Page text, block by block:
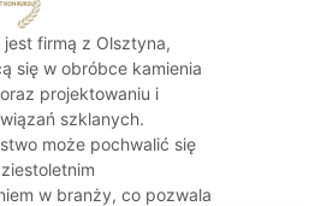
jest firmą z Olsztyna,
się w obróbce kamienia
projektowaniu i
szklanych.
może pochwalić się
w branży, co pozwala